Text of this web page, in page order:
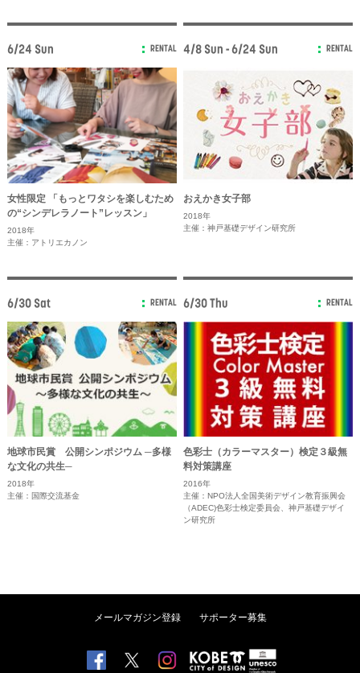
6/24 Sun RENTAL
女性限定 「もっとワタシを楽しむため
の“シンデレラノート”レッスン」
2018年
主催：アトリエカノン
4/8 Sun - 6/24 Sun RENTAL
おえかき女子部
2018年
主催：神戸基礎デザイン研究所
6/30 Sat RENTAL
地球市民賞 公開シンポジウム ─多様
な文化の共生─
2018年
主催：国際交流基金
6/30 Thu RENTAL
色彩士（カラーマスター）検定３級無
料対策講座
2016年
主催：NPO法人全国美術デザイン教育振興会
（ADEC)色彩士検定委員会、神戸基礎デザイ
ン研究所
メールマガジン登録 サポーター募集